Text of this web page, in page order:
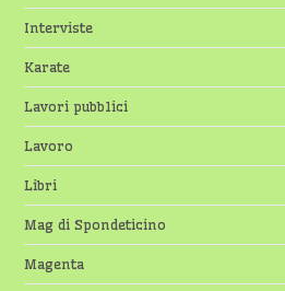
Interviste
Karate
Lavori pubblici
Lavoro
Libri
Mag di Spondeticino
Magenta